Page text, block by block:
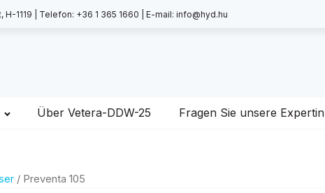
1119 | Telefon: +36 1 365 1660 | E-mail: info@hyd.hu
Über Vetera-DDW-25 Fragen Sie unsere Expertin
/ Preventa 105